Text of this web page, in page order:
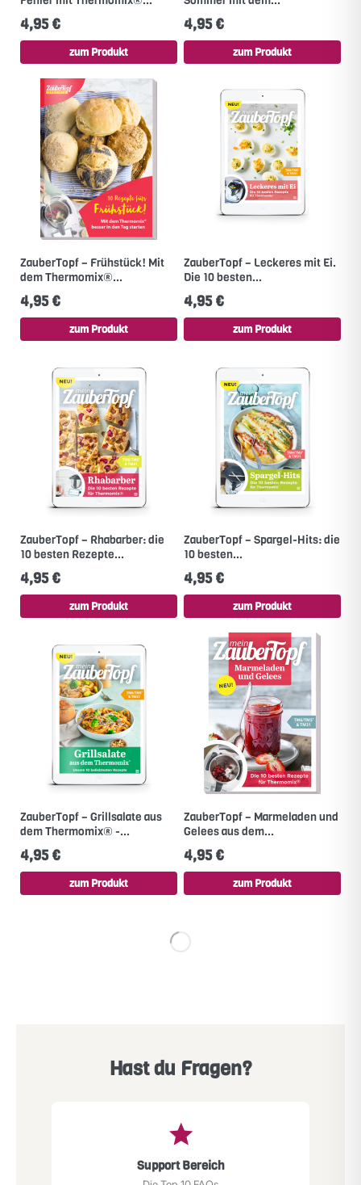
4,95 €
zum Produkt
4,95 €
zum Produkt
ZauberTopf – Frühstück! Mit
dem Thermomix®...
4,95 €
zum Produkt
ZauberTopf – Leckeres mit Ei.
Die 10 besten...
4,95 €
zum Produkt
ZauberTopf – Rhabarber: die
10 besten Rezepte...
4,95 €
zum Produkt
ZauberTopf – Spargel-Hits: die
10 besten...
4,95 €
zum Produkt
ZauberTopf – Grillsalate aus
dem Thermomix® -...
4,95 €
zum Produkt
ZauberTopf – Marmeladen und
Gelees aus dem...
4,95 €
zum Produkt
Hast du Fragen?
Support Bereich